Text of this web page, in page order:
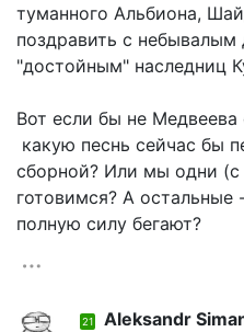
туманного Альбиона,
поздравить с
"достойным" наследниц
Вот если бы не
какую песнь сейчас бы
сборной? Или мы одни
готовимся? А остальные
полную силу бегают?
21 Aleksandr